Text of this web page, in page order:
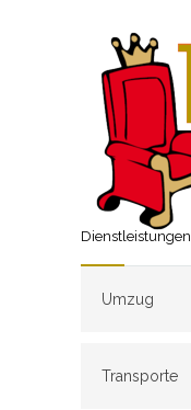
Dienstleistungen
Umzug
Transporte